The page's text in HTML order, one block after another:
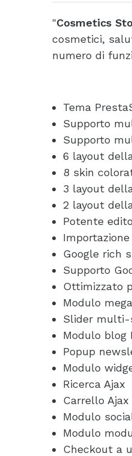
"Cosmetics
cosmetici,
numero di
Tema
Supporto
Supporto
6 layout
8 skin
3 layout
2 layout
Potente
Google rich
Supporto
Ottimizzato
Modulo
Slider
Modulo blog
Popup
Modulo
Ricerca Ajax
Carrello Ajax
Modulo
Modulo
Checkout a